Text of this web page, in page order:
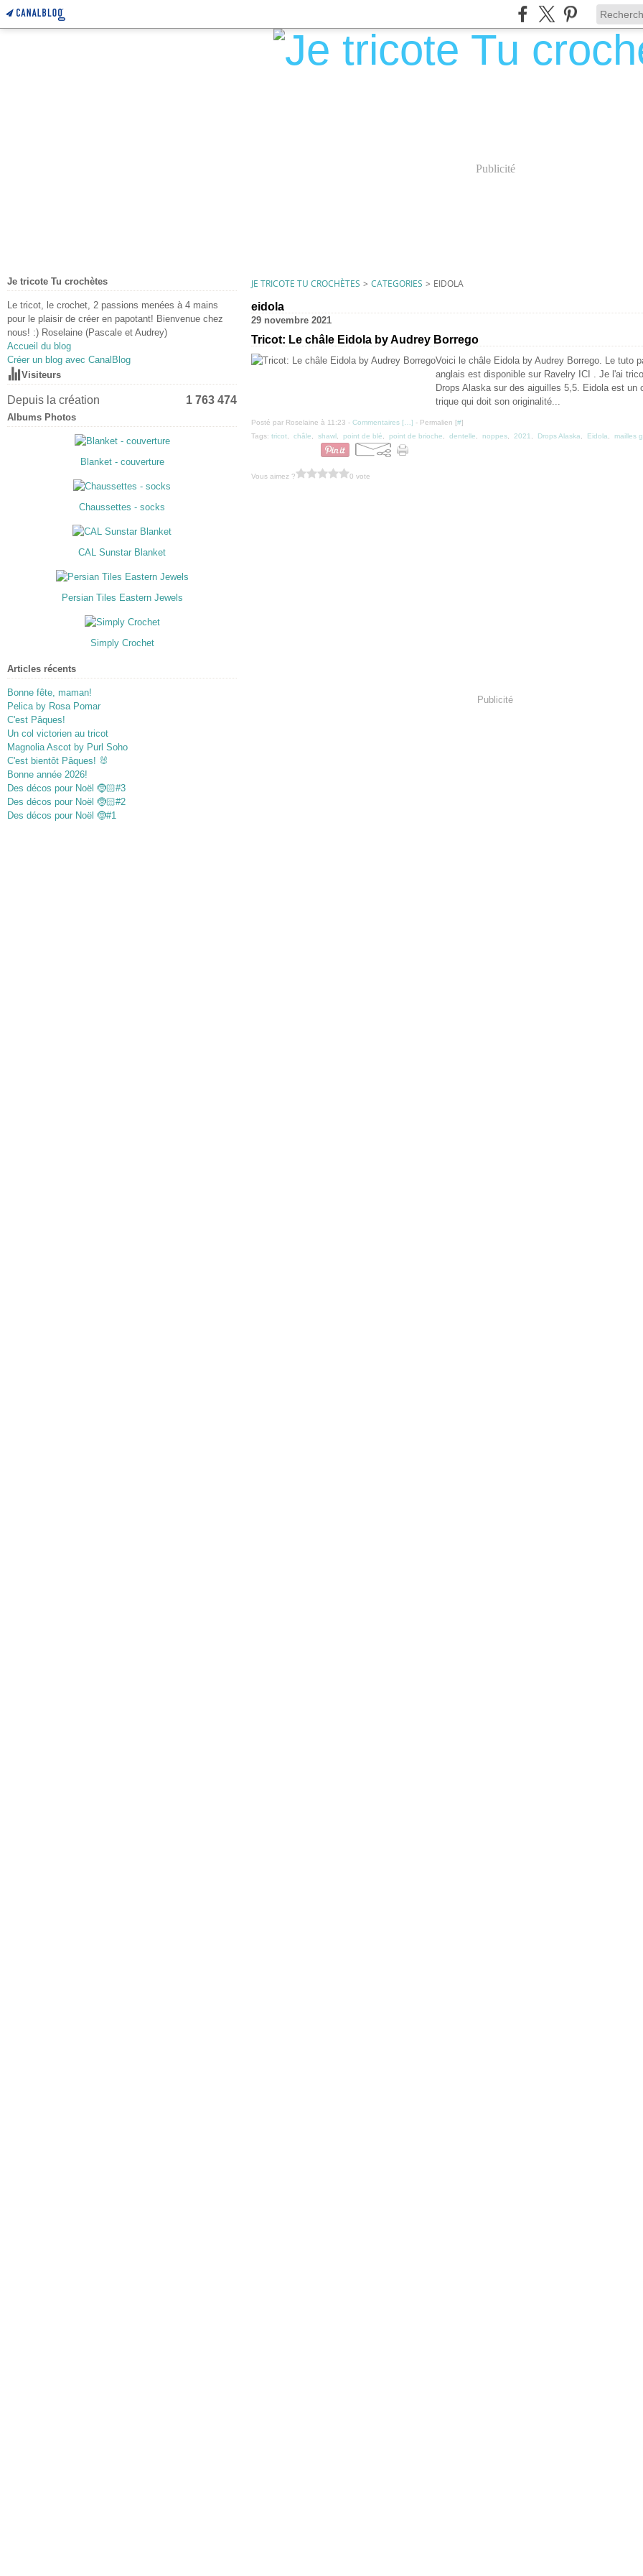
Publicité
Je tricote Tu crochètes
Le tricot, le crochet, 2 passions menées à 4 mains
pour le plaisir de créer en papotant! Bienvenue chez
nous! :) Roselaine (Pascale et Audrey)
Accueil du blog
Créer un blog avec CanalBlog
Visiteurs
Depuis la création 1 763 474
Albums Photos
Blanket - couverture
Chaussettes - socks
CAL Sunstar Blanket
Persian Tiles Eastern Jewels
Simply Crochet
Articles récents
Bonne fête, maman!
Pelica by Rosa Pomar
C'est Pâques!
Un col victorien au tricot
Magnolia Ascot by Purl Soho
C'est bientôt Pâques! 🐰
Bonne année 2026!
Des décos pour Noël 🤶🏻#3
Des décos pour Noël 🤶🏻#2
Des décos pour Noël 🤶#1
JE TRICOTE TU CROCHÈTES > CATEGORIES > EIDOLA
eidola
29 novembre 2021
Tricot: Le châle Eidola by Audrey Borrego
Voici le châle Eidola by Audrey Borrego. Le tuto
anglais est disponible sur Ravelry ICI . Je l'ai
Drops Alaska sur des aiguilles 5,5. Eidola est un
trique qui doit son originalité...
Posté par Roselaine à 11:23 - Commentaires [ ] - Permalien [#]
Tags: tricot châle shawl point de blé point de brioche dentelle noppes 2021 Drops Alaska Eidola mailles
Vous aimez ? 0 vote
Publicité